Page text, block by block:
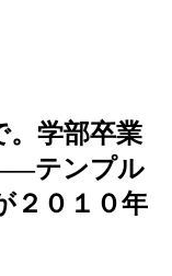
。学部卒業
テンプル
２０１０年